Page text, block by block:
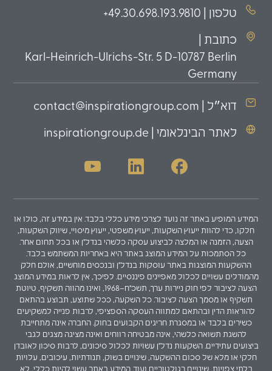
טלפון | 49.30.698.193.9810+
כתובת |
Karl-Heinrich-Ulrichs-Str. 5 D-10787 Berlin
Germany
דוא״ל | contact@inspirationgroup.com
לאתר הבינלאומי | inspirationgroup.de
המידע המופיע באתר זה נועד לצרכי מידע כללי בלבד. אין במידע זה, כולו או
חלקו, כדי להוות ייעוץ השקעות, ייעוץ משפטי, ייעוץ מיסויי, שיווק השקעות,
הצעה, הזמנה או המלצה לביצוע עסקה כלשהי בנדל"ן או בכל תחום אחר.
כל הסתמכות על המידע המוצג באתר היא באחריות המשתמש בלבד.
ההשקעות המוצגות באתר עוסקות בנדל"ן ובנכסים מוחשיים, אולם חלק
מהמודלים עשויים לכלול מאפיינים פיננסיים. לפיכך, אין לראות במידע המוצג
הצעה לציבור לפי חוק ניירות ערך, תשכ"ח–1968, ואינו מהווה תשקיף, טיוטת
תשקיף או מסמך הצעה לציבור. כל השקעה, ככל שתוצע, תבוצע בהתאם
להוראות הדין ובהתאם למתווה העסקה הספציפי, לרבות פנייה למשקיעים
כשירים בלבד או במסגרת חריגים הקבועים בחוק. החברה אינה מתחייבת
להשגת תשואה כלשהי, אינה מבטיחה רווחים ואינה מציגה מצגים לגבי
ביצועים עתידיים. השקעות נדל"ן עשויות לכלול סיכונים, לרבות סיכון לאובדן
חלקי או מלא של סכום ההשקעה, שינויים בשוק, תנודתיות, עיכובים, עלויות